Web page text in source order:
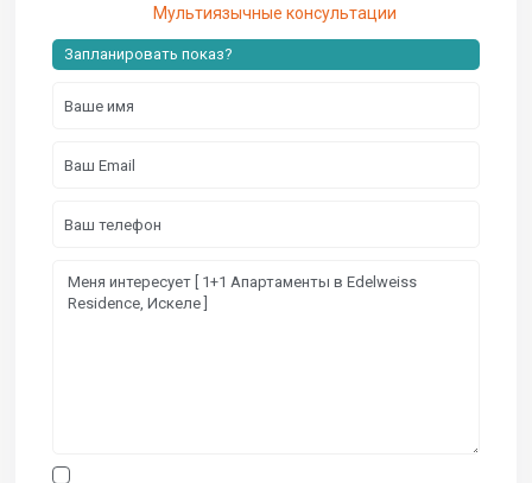
Мультиязычные консультации
Запланировать показ?